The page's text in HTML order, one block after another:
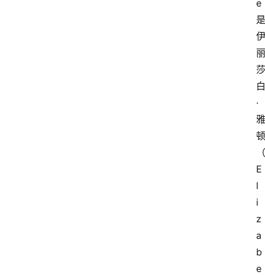
e
是
伊
丽
莎
白
·
雅
顿
（
E
l
i
z
a
b
e